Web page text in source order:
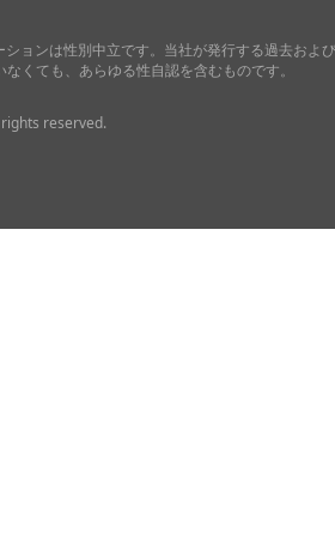
ョンは性別中立です。当社が発行する過去およ
くても、あらゆる性自認を含むものです。
reserved.